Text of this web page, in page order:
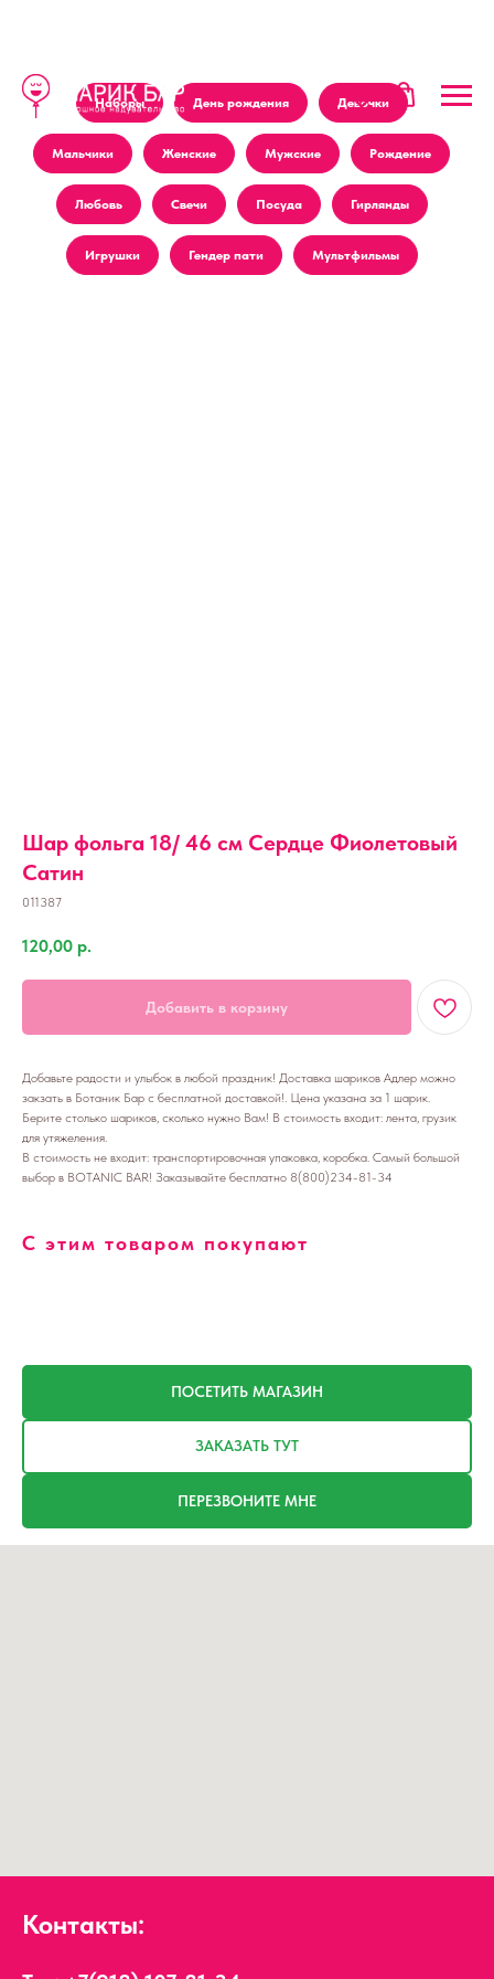
Наборы День рождения Девочки
Мальчики Женские Мужские Рождение
Любовь Свечи Посуда Гирлянды
Игрушки Гендер пати Мультфильмы
Шар фольга 18/ 46 см Сердце Фиолетовый
Сатин
011387
120,00 р.
Добавить в корзину
Добавьте радости и улыбок в любой праздник! Доставка шариков Адлер можно
закзать в Ботаник Бар с бесплатной доставкой!. Цена указана за 1 шарик.
Берите столько шариков, сколько нужно Вам! В стоимость входит: лента, грузик
для утяжеления.
В стоимость не входит: транспортировочная упаковка, коробка. Самый большой
выбор в BOTANIC BAR! Заказывайте бесплатно 8(800)234-81-34
С этим товаром покупают
ПОСЕТИТЬ МАГАЗИН
ЗАКАЗАТЬ ТУТ
ПЕРЕЗВОНИТЕ МНЕ
Контакты: